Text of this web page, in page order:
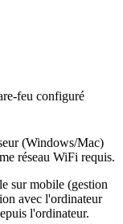
feu configuré
(Windows/Mac)
réseau WiFi requis.
sur mobile (gestion
avec l'ordinateur
l'ordinateur.